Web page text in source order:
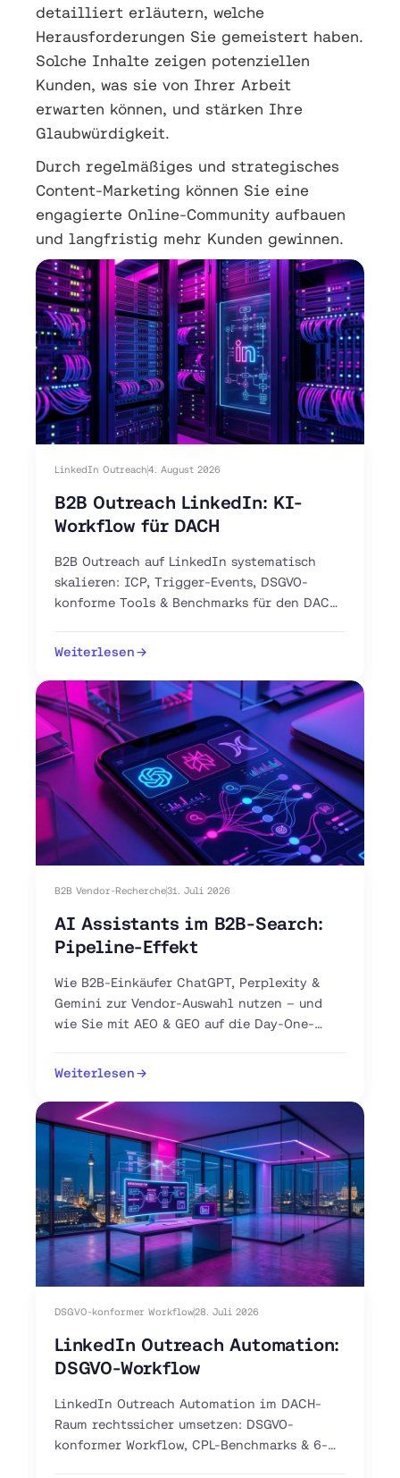
detailliert erläutern, welche
Herausforderungen Sie gemeistert haben.
Solche Inhalte zeigen potenziellen
Kunden, was sie von Ihrer Arbeit
erwarten können, und stärken Ihre
Glaubwürdigkeit.
Durch regelmäßiges und strategisches
Content-Marketing können Sie eine
engagierte Online-Community aufbauen
und langfristig mehr Kunden gewinnen.
LinkedIn Outreach4. August 2026
B2B Outreach LinkedIn: KI-
Workflow für DACH
B2B Outreach auf LinkedIn systematisch
skalieren: ICP, Trigger-Events, DSGVO-
konforme Tools & Benchmarks für den DACH-
Weiterlesen
B2B Vendor-Recherche31. Juli 2026
AI Assistants im B2B-Search:
Pipeline-Effekt
Wie B2B-Einkäufer ChatGPT, Perplexity &
Gemini zur Vendor-Auswahl nutzen – und
wie Sie mit AEO & GEO auf die Day-One-
Weiterlesen
DSGVO-konformer Workflow28. Juli 2026
LinkedIn Outreach Automation:
DSGVO-Workflow
LinkedIn Outreach Automation im DACH-
Raum rechtssicher umsetzen: DSGVO-
konformer Workflow, CPL-Benchmarks & 6-